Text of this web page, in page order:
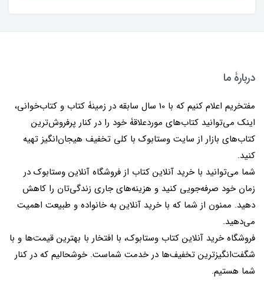
دربارۀ ما
مفتخریم اعلام کنیم که با 10 سال سابقه در زمینۀ کتاب و کتاب‌خوانی،
اینک می‌توانید کتاب‌های موردعلاقۀ خود را در کنار پرفروش‌ترین
کتاب‌های بازار از سایت وستابوک با کلی تخفیف هیجان‌انگیز تهیه
کنید.
شما می‌توانید با خرید آنلاین کتاب از فروشگاه آنلاین وستابوک در
زمان خود صرفه‌جویی کنید و هزینه‌های جاری زندگی‌تان را کاهش
دهید. ممنون از شما که با خرید آنلاین به خانواده و طبیعت اهمیت
می‌دهید.
فروشگاه خرید آنلاین کتاب وستابوک، با افتخار با بهترین قیمت‌ها و با
شگفت‌انگیزترین تخفیف‌ها در خدمت شماست. خوشحالیم که در کنار
شما هستیم.